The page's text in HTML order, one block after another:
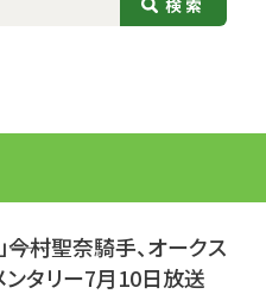
今村聖奈騎手、オークス
タリー7月10日放送